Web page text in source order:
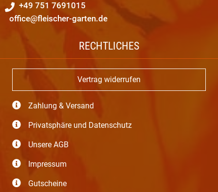
+49 751 7691015
office@fleischer-garten.de
RECHTLICHES
Vertrag widerrufen
Zahlung & Versand
Privatsphäre und Datenschutz
Unsere AGB
Impressum
Gutscheine